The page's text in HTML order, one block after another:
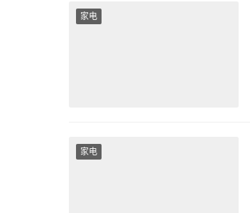
家电
家电